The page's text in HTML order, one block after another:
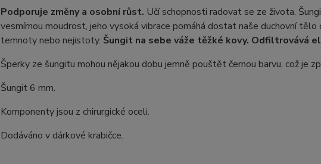
Podporuje změny a osobní růst. Učí schopnosti radovat se ze života.
vesmírnou moudrost, jeho vysoká vibrace pomáhá dostat naše duchovní
temnoty nebo nejistoty. Šungit na sebe váže těžké kovy. Odfiltrovává
Šperky ze šungitu mohou nějakou dobu jemně pouštět černou barvu, což je
Šungit 6 mm.
Komponenty jsou z chirurgické oceli.
Dodáváno v dárkové krabičce.